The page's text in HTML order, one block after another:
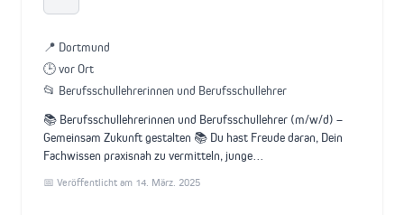
📍 Dortmund
🕒 vor Ort
📂 Berufsschullehrerinnen und Berufsschullehrer
📚 Berufsschullehrerinnen und Berufsschullehrer (m/w/d) –
Gemeinsam Zukunft gestalten 📚 Du hast Freude daran, Dein
Fachwissen praxisnah zu vermitteln, junge…
📅 Veröffentlicht am 14. März. 2025